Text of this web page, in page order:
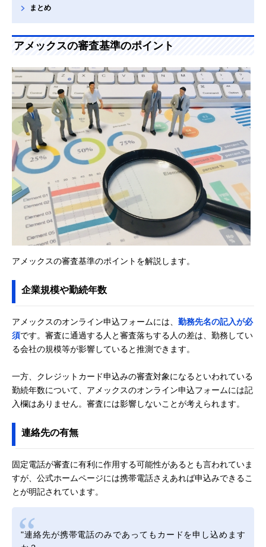
まとめ
アメックスの審査基準のポイント
アメックスの審査基準のポイントを解説します。
企業規模や勤続年数
アメックスのオンライン申込フォームには、 勤務先名の記入が必
須です。審査に通過する人と審査落ちする人の差は、勤務してい
る会社の規模等が影響していると推測できます。
一方、クレジットカード申込みの審査対象になるといわれている
勤続年数について、アメックスのオンライン申込フォームには記
入欄はありません。審査には影響しないことが考えられます。
連絡先の有無
固定電話が審査に有利に作用する可能性があるとも言われていま
すが、公式ホームページには携帯電話さえあれば申込みできるこ
とが明記されています。
"連絡先が携帯電話のみであってもカードを申し込めます